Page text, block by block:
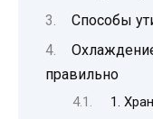
Способы
правильно
1.